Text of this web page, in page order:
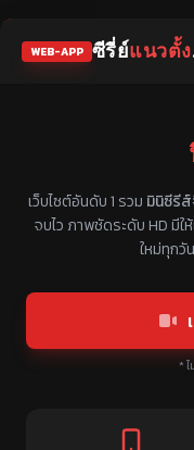
WEB-APP ซีรี่ย์แนวตั้ง
แหล่งรวมซีรี่ย์จีนแนว
เว็บไซต์อันดับ 1 รวม มินิซีรี
จบไว ภาพชัดระดับ HD มีใ
ใหม่ทุกวั
*